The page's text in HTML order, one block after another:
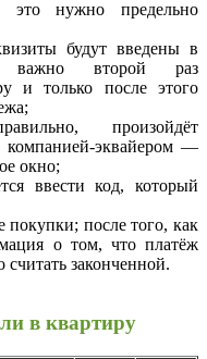
это нужно предельно
будут введены в
важно второй раз
и только после этого
произойдёт
компанией-эквайером —
окно;
ввести код, который
покупки; после того, как
о том, что платёж
законченной.
в квартиру